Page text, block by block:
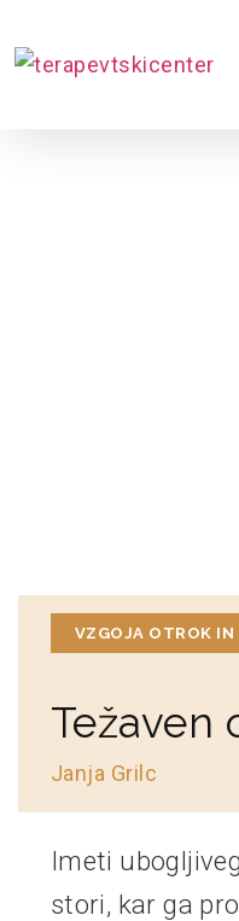
VZGOJA OTROK IN
Težaven
Janja Grilc
Imeti
stori, kar ga